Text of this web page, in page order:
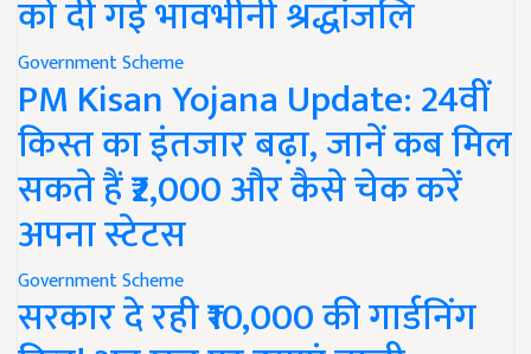
को दी गई भावभीनी श्रद्धांजलि
Government Scheme
PM Kisan Yojana Update: 24वीं
किस्त का इंतजार बढ़ा, जानें कब मिल
सकते हैं ₹2,000 और कैसे चेक करें
अपना स्टेटस
Government Scheme
सरकार दे रही ₹10,000 की गार्डनिंग